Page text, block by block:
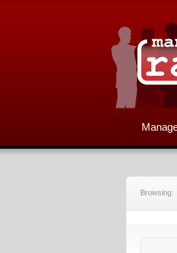
Browsing: